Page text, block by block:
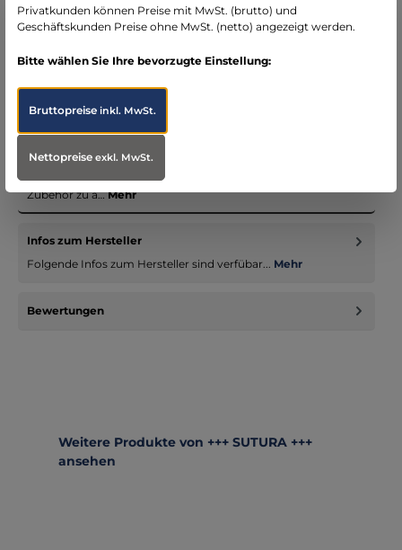
seit über 15 Jahren kompetenter Partner im
Bereich Notfallmedizin
Beschreibung
Unsere Einsatzbekleidungssystem - nicht nur für Notärzte -
vereinigen passende Jacken, Hosen und entsprechendes
Zubehör zu a…Mehr
Infos zum Hersteller
Folgende Infos zum Hersteller sind verfübar... Mehr
Bewertungen
Produktgalerie überspringen
Weitere Produkte von +++ SUTURA +++
ansehen
Privatkunden können Preise mit MwSt. (brutto) und
Geschäftskunden Preise ohne MwSt. (netto) angezeigt werden.
Bitte wählen Sie Ihre bevorzugte Einstellung:
Bruttopreiseinkl. MwSt.
Nettopreiseexkl. MwSt.